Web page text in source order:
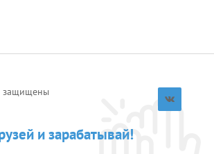
защищены
и зарабатывай!